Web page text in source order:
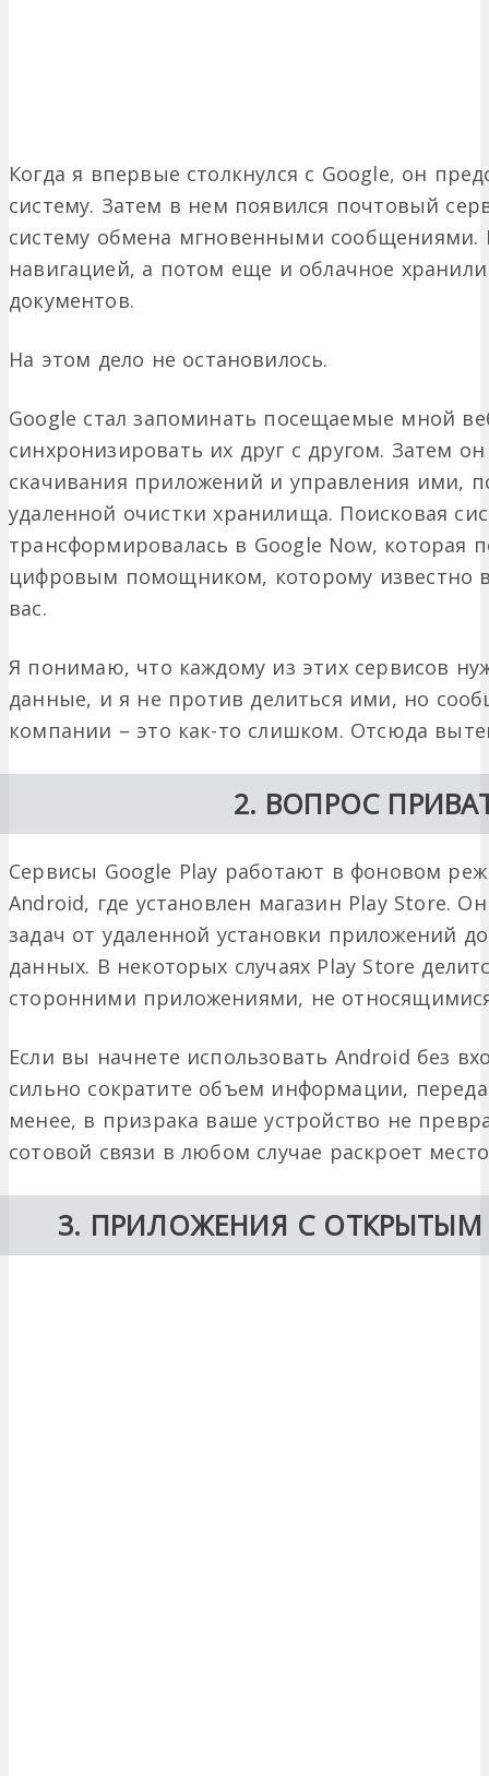
Когда я впервые столкнулся с Google, он
систему. Затем в нем появился почтовый
систему обмена мгновенными сообщениями.
навигацией, а потом еще и облачное
документов.
На этом дело не остановилось.
Google стал запоминать посещаемые мной
синхронизировать их друг с другом. Затем
скачивания приложений и управления ими,
удаленной очистки хранилища. Поисковая
трансформировалась в Google Now, которая
цифровым помощником, которому известно
вас.
Я понимаю, что каждому из этих сервисов
данные, и я не против делиться ими, но
компании – это как-то слишком. Отсюда
2. ВОПРОС
Сервисы Google Play работают в фоновом
Android, где установлен магазин Play Store.
задач от удаленной установки приложений
данных. В некоторых случаях Play Store
сторонними приложениями, не
Если вы начнете использовать Android без
сильно сократите объем информации,
менее, в призрака ваше устройство не
сотовой связи в любом случае раскроет
3. ПРИЛОЖЕНИЯ С